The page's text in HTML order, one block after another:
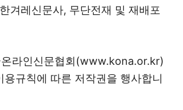
레신문사, 무단전재 및 재배포
라인신문협회(www.kona.or.kr)
용규칙에 따른 저작권을 행사합니